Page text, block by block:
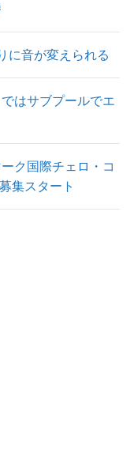
に音が変えられる
はサブプールでエ
ク国際チェロ・コ
集スタート